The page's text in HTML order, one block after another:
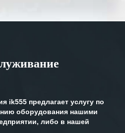
хочется отметить высокую
помочь в самых сложных
ценим сложившиеся
ik555 предлагает услугу по
оборудования нашими
либо в нашей